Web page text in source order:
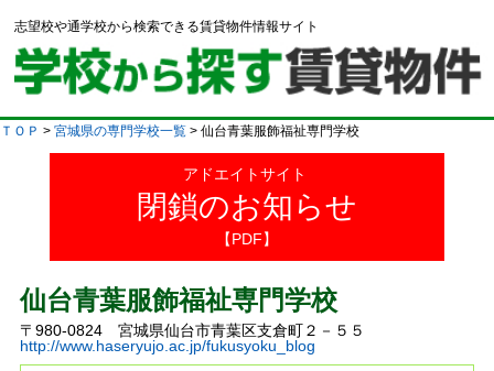
志望校や通学校から検索できる賃貸物件情報サイト
ＴＯＰ > 宮城県の専門学校一覧 > 仙台青葉服飾福祉専門学校
アドエイトサイト
閉鎖のお知らせ
【PDF】
仙台青葉服飾福祉専門学校
〒980-0824 宮城県仙台市青葉区支倉町２－５５
http://www.haseryujo.ac.jp/fukusyoku_blog